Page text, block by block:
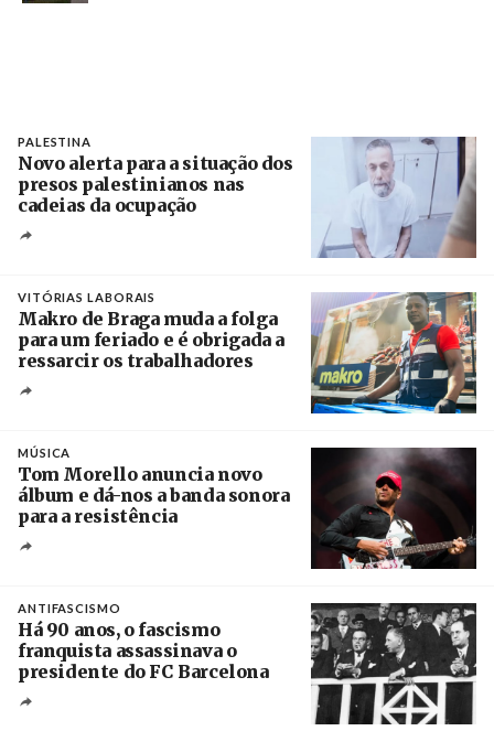
PALESTINA
Novo alerta para a situação dos
presos palestinianos nas
cadeias da ocupação
VITÓRIAS LABORAIS
Makro de Braga muda a folga
para um feriado e é obrigada a
ressarcir os trabalhadores
MÚSICA
Tom Morello anuncia novo
álbum e dá-nos a banda sonora
para a resistência
ANTIFASCISMO
Há 90 anos, o fascismo
franquista assassinava o
presidente do FC Barcelona